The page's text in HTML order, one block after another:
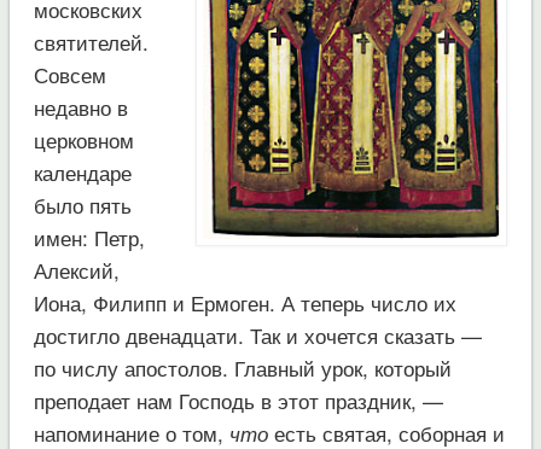
московских
святителей.
Совсем
недавно в
церковном
календаре
было пять
имен: Петр,
Алексий,
Иона, Филипп и Ермоген. А теперь число их
достигло двенадцати. Так и хочется сказать —
по числу апостолов. Главный урок, который
преподает нам Господь в этот праздник, —
напоминание о том, чтоесть святая, соборная и